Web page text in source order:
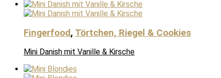
Fingerfood, Törtchen, Riegel & Cookies
Mini Danish mit Vanille & Kirsche